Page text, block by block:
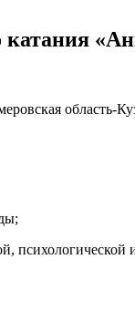
область-